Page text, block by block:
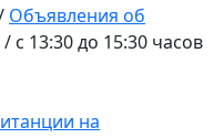
Объявления об
/ с 13:30 до 15:30 часов
на